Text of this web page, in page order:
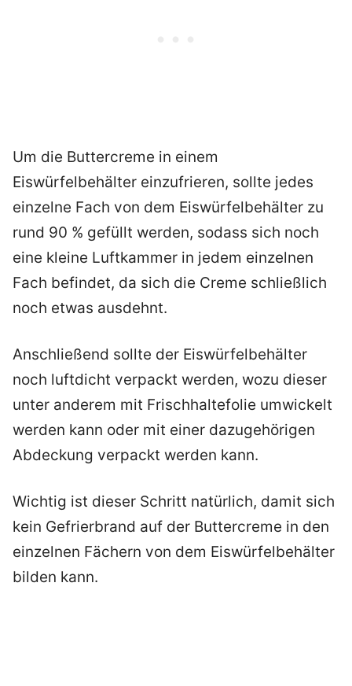
Um die Buttercreme in einem
Eiswürfelbehälter einzufrieren, sollte jedes
einzelne Fach von dem Eiswürfelbehälter zu
rund 90 % gefüllt werden, sodass sich noch
eine kleine Luftkammer in jedem einzelnen
Fach befindet, da sich die Creme schließlich
noch etwas ausdehnt.
Anschließend sollte der Eiswürfelbehälter
noch luftdicht verpackt werden, wozu dieser
unter anderem mit Frischhaltefolie umwickelt
werden kann oder mit einer dazugehörigen
Abdeckung verpackt werden kann.
Wichtig ist dieser Schritt natürlich, damit sich
kein Gefrierbrand auf der Buttercreme in den
einzelnen Fächern von dem Eiswürfelbehälter
bilden kann.